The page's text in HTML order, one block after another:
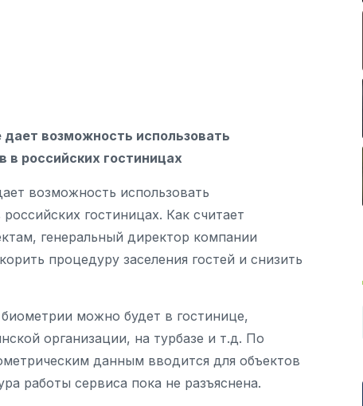
возможность использовать
в российских гостиницах
возможность использовать
гостиницах. Как считает
генеральный директор компании
процедуру заселения гостей и снизить
биометрии можно будет в гостинице,
организации, на турбазе и т.д. По
данным вводится для объектов
работы сервиса пока не разъяснена.